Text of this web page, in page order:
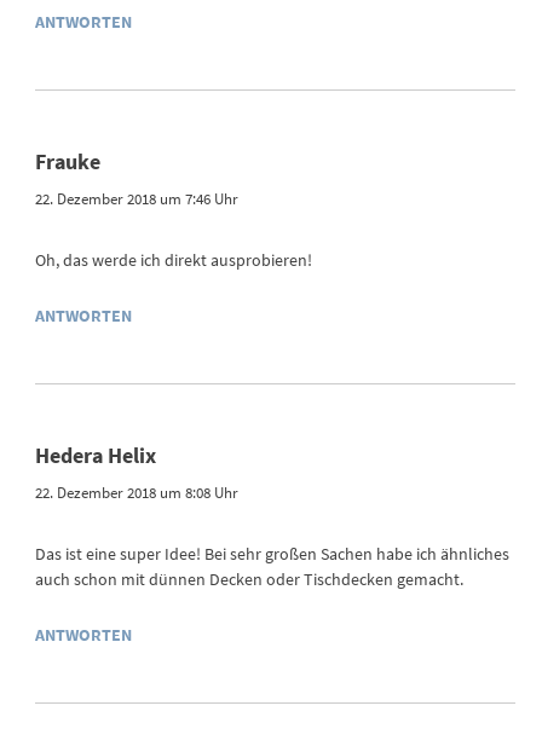
ANTWORTEN
Frauke
22. Dezember 2018 um 7:46 Uhr
Oh, das werde ich direkt ausprobieren!
ANTWORTEN
Hedera Helix
22. Dezember 2018 um 8:08 Uhr
Das ist eine super Idee! Bei sehr großen Sachen habe ich ähnliches
auch schon mit dünnen Decken oder Tischdecken gemacht.
ANTWORTEN